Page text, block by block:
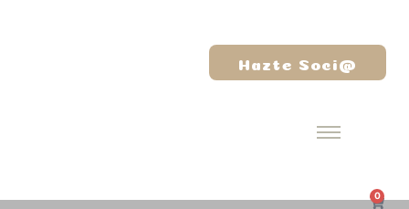
0
Hazte Soci@